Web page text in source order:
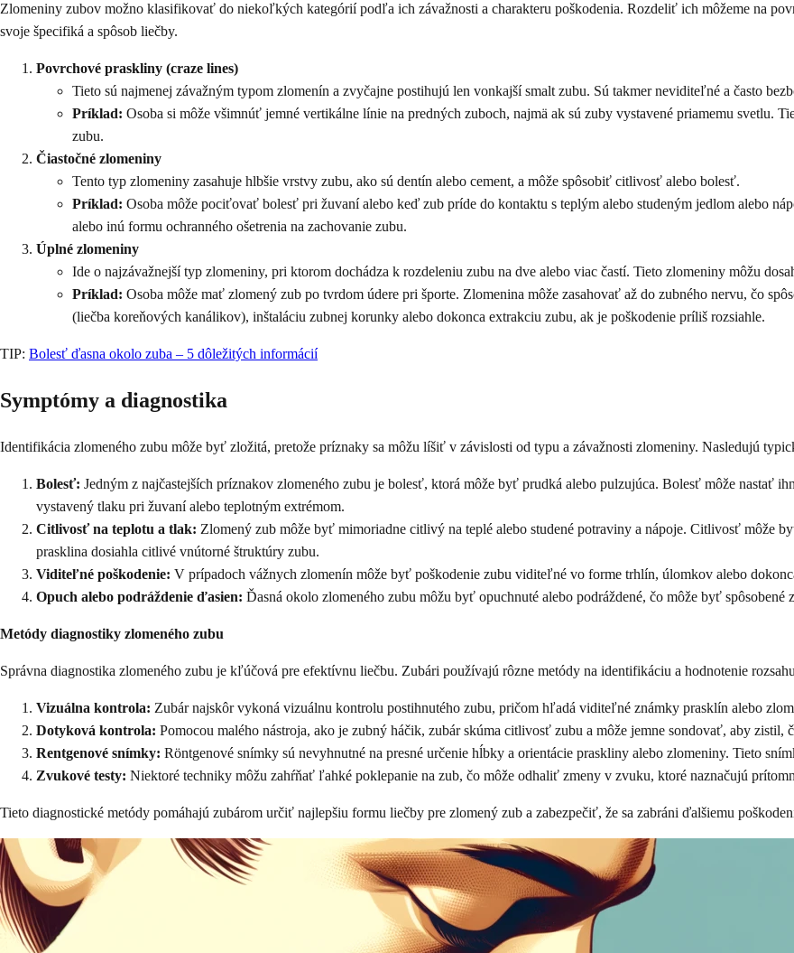
Zlomeniny zubov možno klasifikovať do niekoľkých kategórií podľa ich závažnosti a charakteru poškodenia. Rozdeliť ich môžeme na
svoje špecifiká a spôsob liečby.
Povrchové praskliny (craze lines)
Tieto sú najmenej závažným typom zlomenín a zvyčajne postihujú len vonkajší smalt zubu. Sú takmer neviditeľné a často
Príklad: Osoba si môže všimnúť jemné vertikálne línie na predných zuboch, najmä ak sú zuby vystavené priamemu svetlu.
zubu.
Čiastočné zlomeniny
Tento typ zlomeniny zasahuje hlbšie vrstvy zubu, ako sú dentín alebo cement, a môže spôsobiť citlivosť alebo bolesť.
Príklad: Osoba môže pociťovať bolesť pri žuvaní alebo keď zub príde do kontaktu s teplým alebo studeným jedlom alebo
alebo inú formu ochranného ošetrenia na zachovanie zubu.
Úplné zlomeniny
Ide o najzávažnejší typ zlomeniny, pri ktorom dochádza k rozdeleniu zubu na dve alebo viac častí. Tieto zlomeniny môžu
Príklad: Osoba môže mať zlomený zub po tvrdom údere pri športe. Zlomenina môže zasahovať až do zubného nervu, čo
(liečba koreňových kanálikov), inštaláciu zubnej korunky alebo dokonca extrakciu zubu, ak je poškodenie príliš rozsiahle.
TIP: Bolesť ďasna okolo zuba – 5 dôležitých informácií
Symptómy a diagnostika
Identifikácia zlomeného zubu môže byť zložitá, pretože príznaky sa môžu líšiť v závislosti od typu a závažnosti zlomeniny. Nasledujú
Bolesť: Jedným z najčastejších príznakov zlomeného zubu je bolesť, ktorá môže byť prudká alebo pulzujúca. Bolesť môže nastať
vystavený tlaku pri žuvaní alebo teplotným extrémom.
Citlivosť na teplotu a tlak: Zlomený zub môže byť mimoriadne citlivý na teplé alebo studené potraviny a nápoje. Citlivosť môže
prasklina dosiahla citlivé vnútorné štruktúry zubu.
Viditeľné poškodenie: V prípadoch vážnych zlomenín môže byť poškodenie zubu viditeľné vo forme trhlín, úlomkov alebo
Opuch alebo podráždenie ďasien: Ďasná okolo zlomeného zubu môžu byť opuchnuté alebo podráždené, čo môže byť spôsobené
Metódy diagnostiky zlomeného zubu
Správna diagnostika zlomeného zubu je kľúčová pre efektívnu liečbu. Zubári používajú rôzne metódy na identifikáciu a hodnotenie
Vizuálna kontrola: Zubár najskôr vykoná vizuálnu kontrolu postihnutého zubu, pričom hľadá viditeľné známky prasklín alebo
Dotyková kontrola: Pomocou malého nástroja, ako je zubný háčik, zubár skúma citlivosť zubu a môže jemne sondovať, aby
Rentgenové snímky: Röntgenové snímky sú nevyhnutné na presné určenie hĺbky a orientácie praskliny alebo zlomeniny. Tieto
Zvukové testy: Niektoré techniky môžu zahŕňať ľahké poklepanie na zub, čo môže odhaliť zmeny v zvuku, ktoré naznačujú
Tieto diagnostické metódy pomáhajú zubárom určiť najlepšiu formu liečby pre zlomený zub a zabezpečiť, že sa zabráni ďalšiemu